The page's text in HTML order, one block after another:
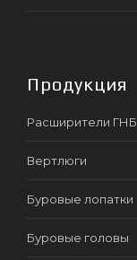
Продукция
Расширители ГНБ
Вертлюги
Буровые лопатки
Буровые головы